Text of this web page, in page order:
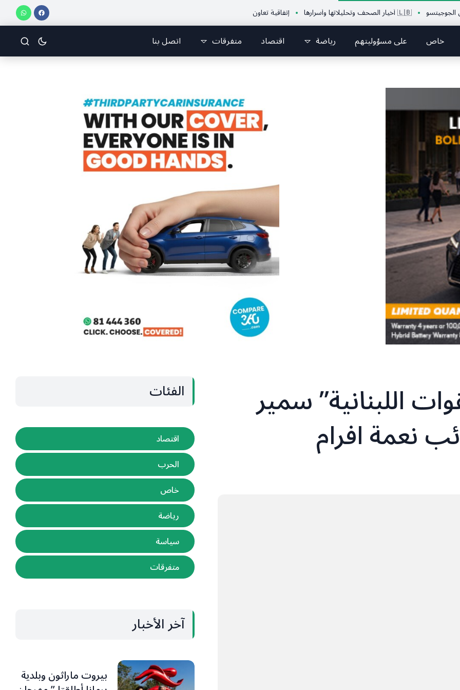
🇱🇧 أخيار الصحف وتحليلاتها وأسرارها إتفاقية تعاون بين الإتحاد اللبناني للرياضات الجوّية وجمعية طيّاري ومدرّبي الطيران الشراعي فريق جازو للسباقات
خاص على مسؤوليتهم رياضة اقتصاد متفرقات اتصل بنا
اللبنانية” سمير
نعمة افرام
الفئات
اقتصاد
الحرب
خاص
رياضة
سياسة
متفرقات
آخر الأخبار
بيروت ماراثون وبلدية